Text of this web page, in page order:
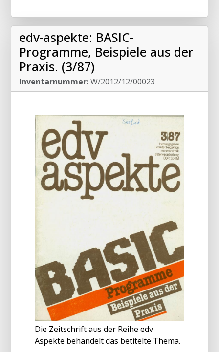
edv-aspekte: BASIC-
Programme, Beispiele aus der
Praxis. (3/87)
Inventarnummer:W/2012/12/00023
Die Zeitschrift aus der Reihe edv
Aspekte behandelt das betitelte Thema.